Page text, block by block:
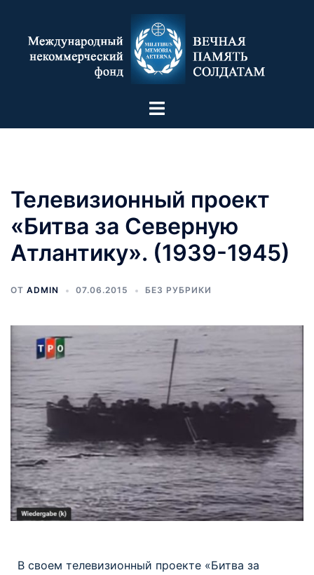
Телевизионный проект
«Битва за Северную
Атлантику». (1939-1945)
ОТ ADMIN 07.06.2015 БЕЗ РУБРИКИ
В своем телевизионный проекте «Битва за